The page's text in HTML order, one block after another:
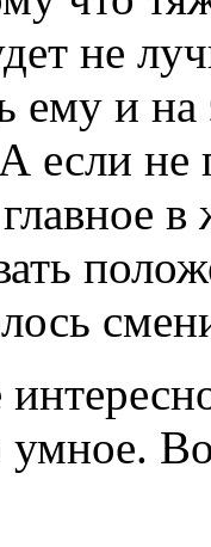
не
ему и на
если не
умное.